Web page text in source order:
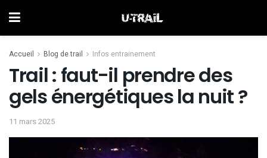
Accueil Blog de trail Infos entrainement
Trail : faut-il prendre des
gels énergétiques la nuit ?
11 mars 2025